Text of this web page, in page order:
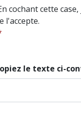
cochant cette
l'accepte.
le texte ci-